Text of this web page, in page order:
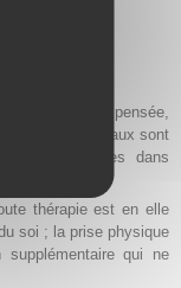
partir de là
stress, en
matière et la pensée,
archétypaux sont
simples dans
thérapie est en elle
soi ; la prise physique
supplémentaire qui ne